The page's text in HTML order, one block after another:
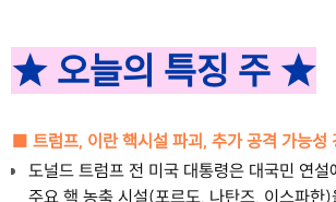
★ 오늘의 특징 주 ★
■ 트럼프, 이란 핵시설 파괴, 추가 공격 가능성
도널드 트럼프 전 미국 대통령은 대국민 연설
주요 핵 농축 시설(포르도, 나탄즈, 이스파한